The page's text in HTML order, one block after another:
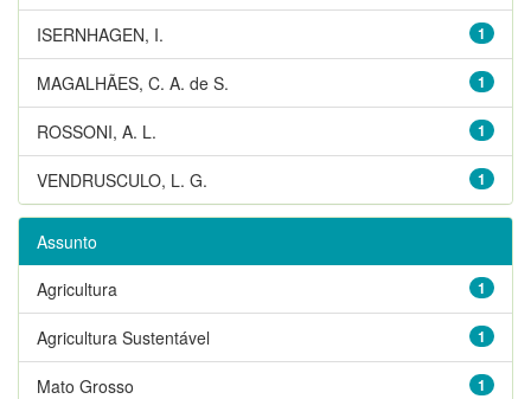
1
ISERNHAGEN, I.
1
MAGALHÃES, C. A. de S.
1
ROSSONI, A. L.
1
VENDRUSCULO, L. G.
Assunto
1
Agricultura
1
Agricultura Sustentável
1
Mato Grosso